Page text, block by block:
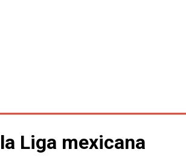
Liga mexicana